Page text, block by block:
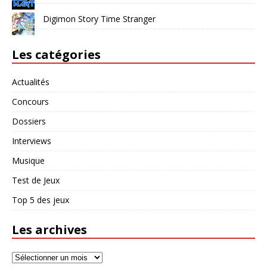
Digimon Story Time Stranger
Les catégories
Actualités
Concours
Dossiers
Interviews
Musique
Test de Jeux
Top 5 des jeux
Les archives